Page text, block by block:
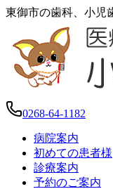
東御市の歯科、小児
0268-64-1182
病院案内
初めての患者様
診療案内
予約のご案内